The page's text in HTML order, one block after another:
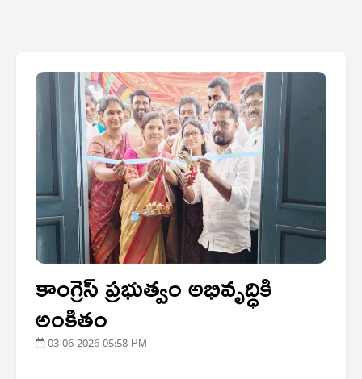
కాంగ్రెస్ ప్రభుత్వం అభివృద్ధికి
అంకితం
03-06-2026 05:58 PM